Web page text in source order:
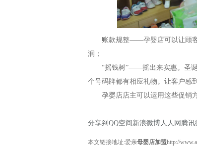
账款规整——孕婴店可以让顾客
润；
“摇钱树”——摇出来实惠。圣
个号码牌都有相应礼物。让客户感
孕婴店店主可以运用这些促销
分享到 QQ空间 新浪微博人人网 腾讯
本文链接地址:爱亲母婴店加盟http://